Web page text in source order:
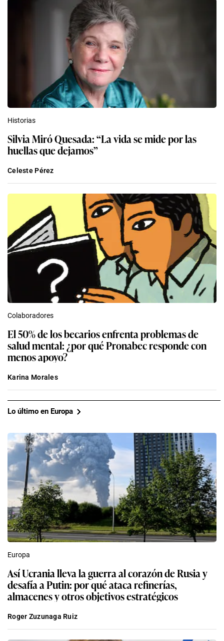
Historias
Silvia Miró Quesada: “La vida se mide por las
huellas que dejamos”
Celeste Pérez
Colaboradores
El 50% de los becarios enfrenta problemas de
salud mental: ¿por qué Pronabec responde con
menos apoyo?
Karina Morales
Lo último en Europa
Europa
Así Ucrania lleva la guerra al corazón de Rusia y
desafía a Putin: por qué ataca refinerías,
almacenes y otros objetivos estratégicos
Roger Zuzunaga Ruiz